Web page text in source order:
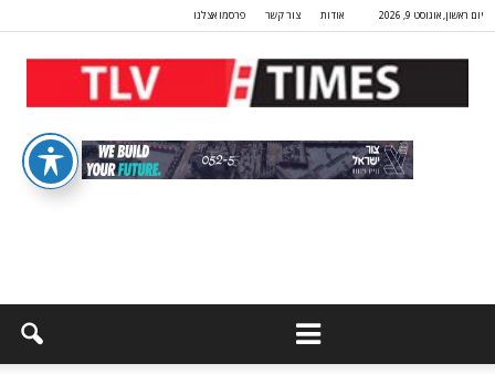
יום ראשון, אוגוסט 9, 2026 אודות צור קשר פרסמו אצלנו